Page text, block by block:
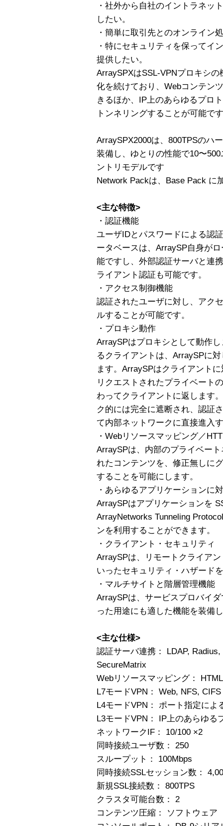
・社外から自社のイントラネッ
したい。
・簡単に取引先とのオンライン
・特にセキュリティを保ってイ
提供したい。
ArraySPXはSSL-VPNプロキシ
化を続けており、Webコンテン
きるほか、IP上のあらゆるプロ
トンネリングすることが可能で
ArraySPX2000は、800TPSのハ
装備し、ゆとりの性能で10〜
ントリモデルです
Network Packは、Base Pack に
<主な特徴>
・認証機能
ユーザIDとパスワードによる認
ータベースは、ArraySP自身が
能ですし、外部認証サーバと連
ライアント認証も可能です。
・アクセス制御機能
認証されたユーザに対し、アク
ルすることが可能です。
・プロキシ動作
ArraySPはプロキシとして動作
るクライアントは、ArraySPに
ます。ArraySPはクライアント
リクエストされたプライベート
わってクライアントに返します
ク的には完全に遮断され、認証
て内部ネットワークに直接進入
・Webリソースマッピング／
ArraySPは、内部のプライベー
れたコンテンツを、修正無しに
することを可能にします。
・あらゆるアプリケーションに
ArraySPはアプリケーションを
ArrayNetworks Tunneling
ンを利用することができます。
・クライアント・セキュリティ
ArraySPは、リモートクライア
いったセキュリティ・ハザード
・マルチサイトと階層管理機能
ArraySPは、サービスプロバイ
った用途にも適した機能を装備
<主な仕様>
認証サーバ連携： LDAP,
SecureMatrix
Webリソースマッピング：
L7モードVPN： Web, NFS, CIFS
L4モードVPN： ポート指定によ
L3モードVPN： IP上のあらゆる
ネットワークIF： 10/100 ×2
同時接続ユーザ数： 250
スループット： 100Mbps
同時接続SSLセッション数：
新規SSL接続数： 800TPS
クラスタ可能台数： 2
コンテンツ圧縮： ソフトウェア